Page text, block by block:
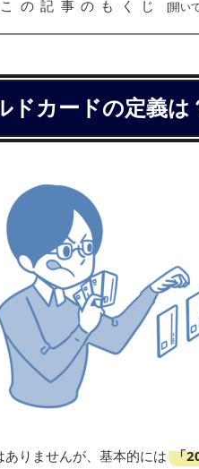
この記事のもくじ
ドカードの定義は
りませんが、基本的には 「